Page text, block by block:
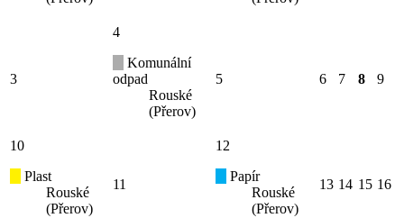
3
4
Komunální
odpad
Rouské
(Přerov)
5 6 7 8 9
10
Plast
Rouské
(Přerov)
11
12
Papír
Rouské
(Přerov)
13 14 15 16